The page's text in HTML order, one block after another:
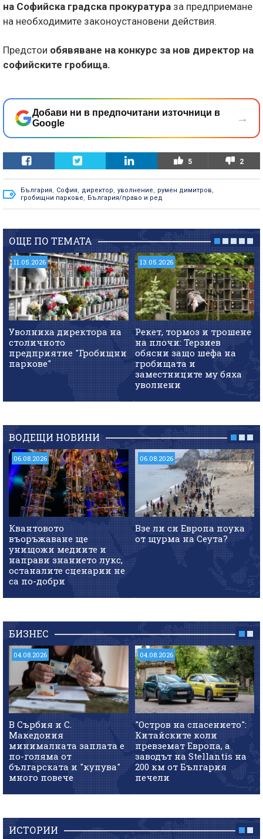
на Софийска градска прокуратура за предприемане
на необходимите законоустановени действия.
Предстои обявяване на конкурс за нов директор на
софийските гробища.
Добави ни в предпочитани източници в
Google
→
5 2
България, София, директор, уволнение, румен димитров,
гробищни паркове, България/право и ред
ОЩЕ ПО ТЕМАТА
11.05.2026
Уволниха директора на
столичното
предприятие "Гробищни
паркове"
13.05.2026
Рекет, тормоз и трошене
на плочи: Терзиев
обясни защо шефа на
гробищата и
заместниците му бяха
уволнени
ВОДЕЩИ НОВИНИ
06.08.2026
Квантовото
въоръжаване ще
унищожи медиите и
направи знанието лукс,
останалите сценарии не
са по-добри
06.08.2026
Взе ли си Европа поука
от щурма на Сеута?
БИЗНЕС
04.08.2026
В Сърбия и С.
Македония
минималната заплата е
по-голяма от
българската и "купува"
много повече
04.08.2026
"Остров на спасението":
Китайските коли
превземат Европа, а
заводът на Stellantis на
200 км от България
печели
ИСТОРИИ